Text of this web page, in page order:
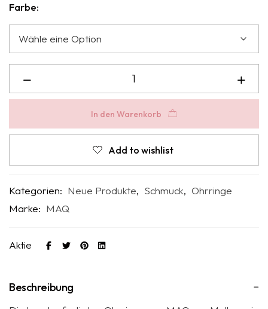
Farbe:
In den Warenkorb
Add to wishlist
Kategorien: Neue Produkte, Schmuck, Ohrringe
Marke: MAQ
Aktie
Beschreibung